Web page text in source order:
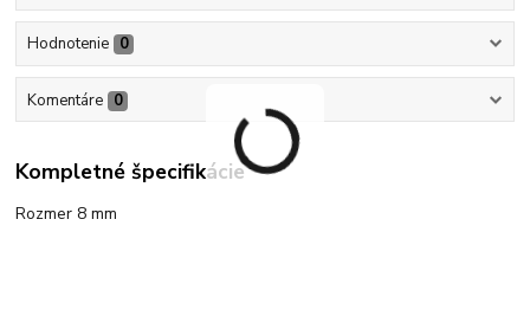
Hodnotenie 0
Komentáre 0
Kompletné špecifikácie
Rozmer 8 mm